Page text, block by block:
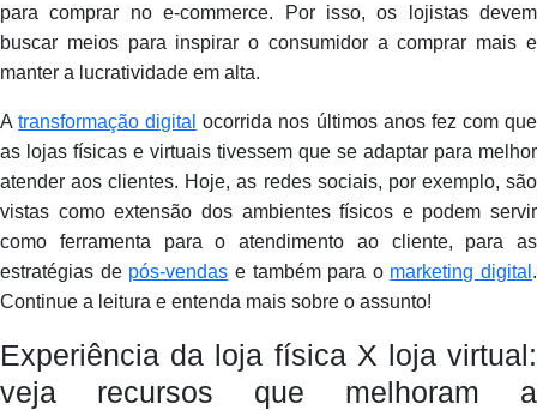
para comprar no e-commerce. Por isso, os lojistas devem
buscar meios para inspirar o consumidor a comprar mais e
manter a lucratividade em alta.
Atransformação digital ocorrida nos últimos anos fez com que
as lojas físicas e virtuais tivessem que se adaptar para melhor
atender aos clientes. Hoje, as redes sociais, por exemplo, são
vistas como extensão dos ambientes físicos e podem servir
como ferramenta para o atendimento ao cliente, para as
estratégias de pós-vendas e também para o marketing digital .
Continue a leitura e entenda mais sobre o assunto!
Experiência da loja física X loja virtual:
veja recursos que melhoram a